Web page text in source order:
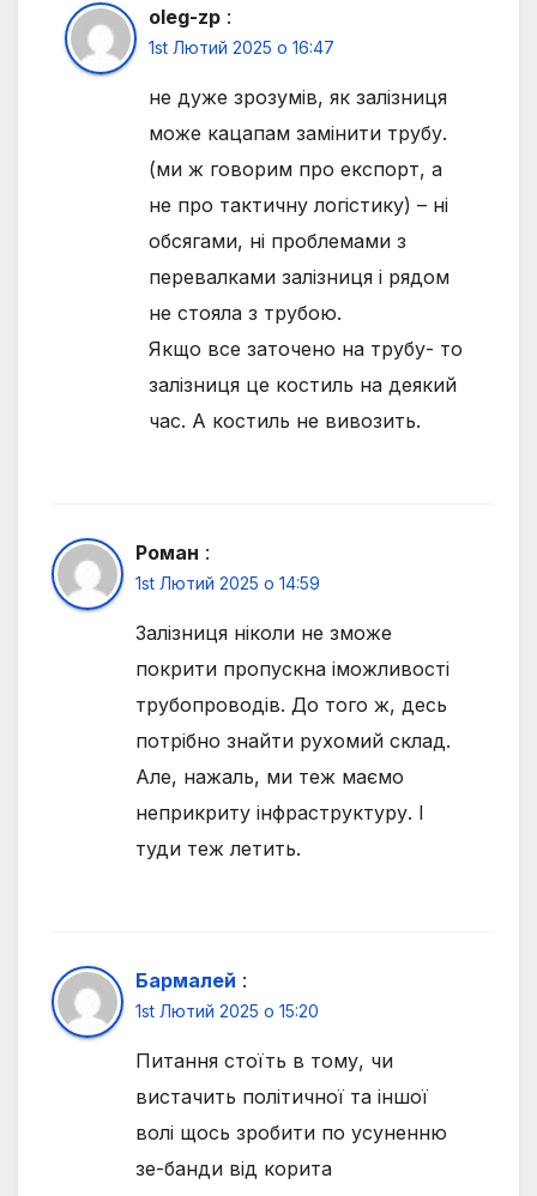
oleg-zp :
1st Лютий 2025 о 16:47
не дуже зрозумiв, як залiзниця
може кацапам замiнити трубу.
(ми ж говорим про експорт, а
не про тактичну логiстику) – нi
обсягами, нi проблемами з
перевалками залiзниця i рядом
не стояла з трубою.
Якщо все заточено на трубу- то
залiзниця це костиль на деякий
час. А костиль не вивозить.
Роман :
1st Лютий 2025 о 14:59
Залізниця ніколи не зможе
покрити пропускна іможливості
трубопроводів. До того ж, десь
потрібно знайти рухомий склад.
Але, нажаль, ми теж маємо
неприкриту інфраструктуру. І
туди теж летить.
Бармалей :
1st Лютий 2025 о 15:20
Питання стоїть в тому, чи
вистачить політичної та іншої
волі щось зробити по усуненню
зе-банди від корита